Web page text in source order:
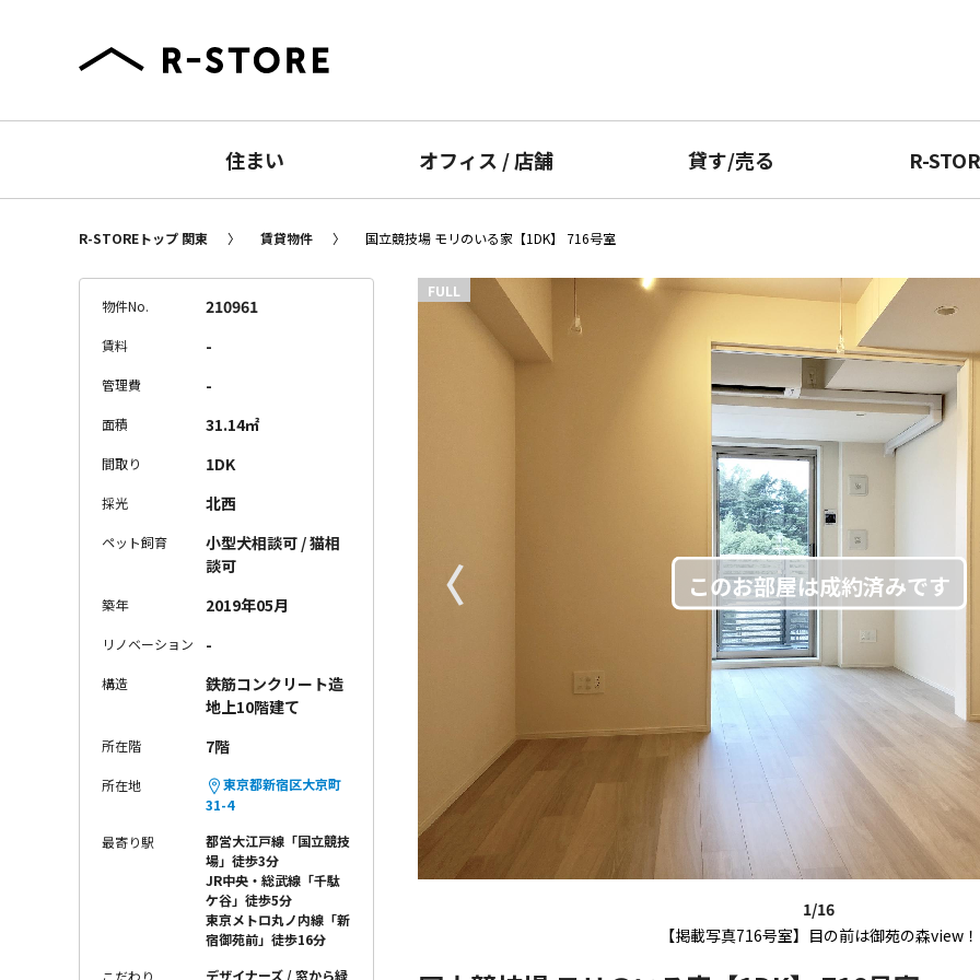
住まい オフィス /店舗 貸す/売る R-
R-STOREトップ 関東 賃貸物件 国立競技場 モリのいる家【1DK】 716号室
1/16
【掲載写真716号室】目の前は御苑の森view！
〈
FULL
物件No. 210961
賃料 -
管理費 -
面積 31.14㎡
間取り 1DK
採光 北西
ペット飼育
小型犬相談可 / 猫相
談可
築年 2019年05月
リノベーション -
構造
鉄筋コンクリート造
地上10階建て
所在階 7階
所在地
東京都新宿区大京町
31-4
最寄り駅
都営大江戸線「国立競技
場」徒歩3分
JR中央・総武線「千駄
ケ谷」徒歩5分
東京メトロ丸ノ内線「新
宿御苑前」徒歩16分
こだわり デザイナーズ 窓から緑